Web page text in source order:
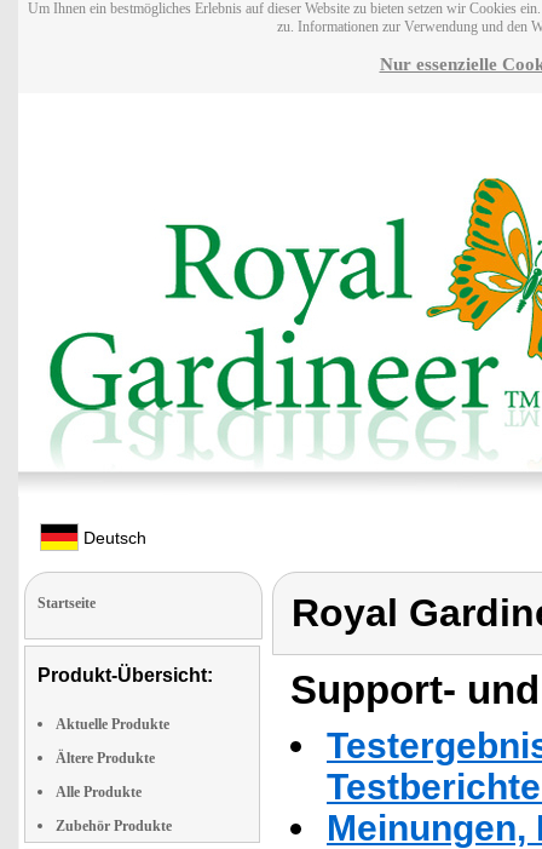
Um Ihnen ein bestmögliches Erlebnis auf dieser Website zu bieten setzen wir Cookies
zu. Informationen zur Verwendung und den
Nur essenzielle
Deutsch
Startseite
Produkt-Übersicht:
Aktuelle Produkte
Ältere Produkte
Alle Produkte
Zubehör Produkte
Royal
Support-